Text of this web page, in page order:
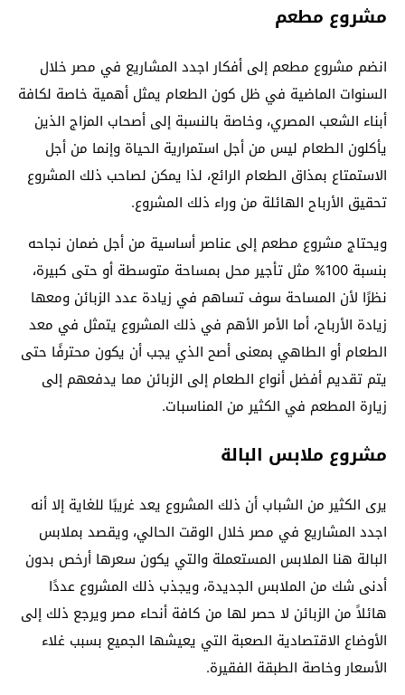
مشروع مطعم
انضم مشروع مطعم إلى أفكار اجدد المشاريع في مصر خلال
السنوات الماضية في ظل كون الطعام يمثل أهمية خاصة لكافة
أبناء الشعب المصري، وخاصة بالنسبة إلى أصحاب المزاج الذين
يأكلون الطعام ليس من أجل استمرارية الحياة وإنما من أجل
الاستمتاع بمذاق الطعام الرائع، لذا يمكن لصاحب ذلك المشروع
تحقيق الأرباح الهائلة من وراء ذلك المشروع.
ويحتاج مشروع مطعم إلى عناصر أساسية من أجل ضمان نجاحه
بنسبة 100% مثل تأجير محل بمساحة متوسطة أو حتى كبيرة،
نظرًا لأن المساحة سوف تساهم في زيادة عدد الزبائن ومعها
زيادة الأرباح، أما الأمر الأهم في ذلك المشروع يتمثل في معد
الطعام أو الطاهي بمعنى أصح الذي يجب أن يكون محترفًا حتى
يتم تقديم أفضل أنواع الطعام إلى الزبائن مما يدفعهم إلى
زيارة المطعم في الكثير من المناسبات.
مشروع ملابس البالة
يرى الكثير من الشباب أن ذلك المشروع يعد غريبًا للغاية إلا أنه
اجدد المشاريع في مصر خلال الوقت الحالي، ويقصد بملابس
البالة هنا الملابس المستعملة والتي يكون سعرها أرخص بدون
أدنى شك من الملابس الجديدة، ويجذب ذلك المشروع عددًا
هائلاً من الزبائن لا حصر لها من كافة أنحاء مصر ويرجع ذلك إلى
الأوضاع الاقتصادية الصعبة التي يعيشها الجميع بسبب غلاء
الأسعار وخاصة الطبقة الفقيرة.